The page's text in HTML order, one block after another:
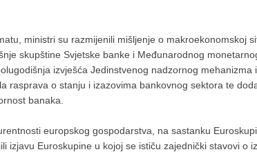
ministri su razmijenili mišljenje o makroekonomskoj
skupštine Svjetske banke i Međunarodnog
izvješća Jedinstvenog nadzornog mehanizma
rasprava o stanju i izazovima bankovnog sektora te
banaka.
europskog gospodarstva, na sastanku
izjavu Euroskupine u kojoj se ističu zajednički stavovi o